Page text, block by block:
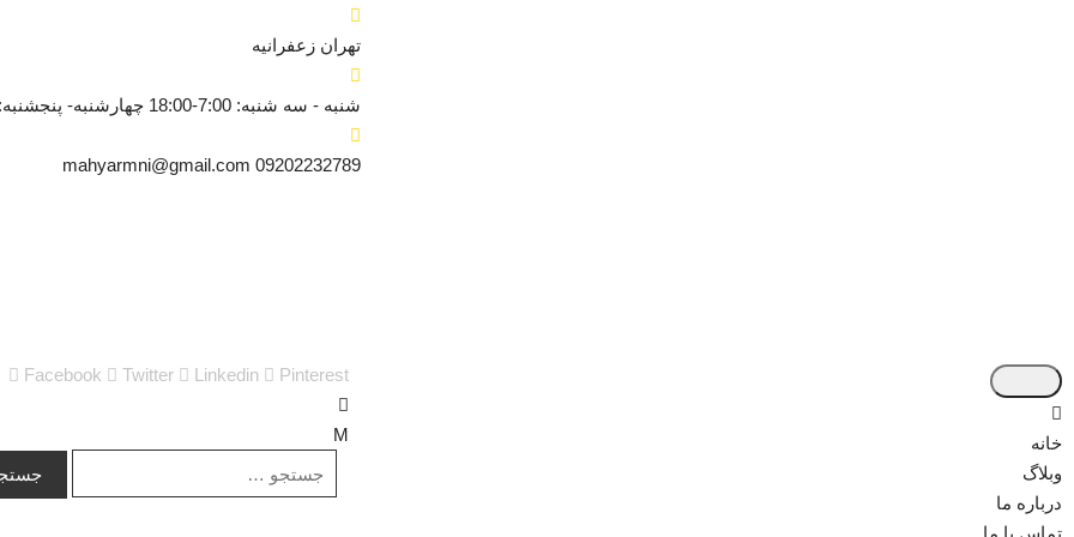
تهران زعفرانیه
شنبه - سه شنبه: 7:00-18:00 چهارشنبه- پنجشنبه: 8:30-
09202232789
mahyarmni@gmail.com
خانه
وبلاگ
درباره ما
تماس با ما
Facebook Twitter Linkedin Pinterest